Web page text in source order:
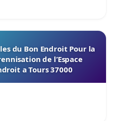
du Bon Endroit Pour la
de l’Espace
a Tours 37000